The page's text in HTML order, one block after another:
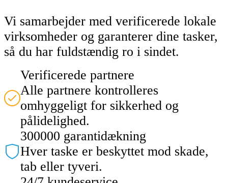
Vi samarbejder med verificerede lokale
virksomheder og garanterer dine tasker,
så du har fuldstændig ro i sindet.
Verificerede partnere
Alle partnere kontrolleres
omhyggeligt for sikkerhed og
pålidelighed.
300000 garantidækning
Hver taske er beskyttet mod skade,
tab eller tyveri.